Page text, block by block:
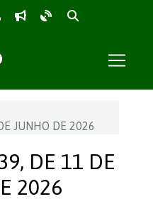
JUNHO DE 2026
DE 11 DE
2026